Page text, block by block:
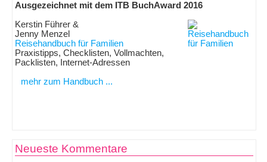
Ausgezeichnet mit dem ITB BuchAward 2016
Kerstin Führer &
Jenny Menzel
Reisehandbuch für Familien
Praxistipps, Checklisten, Vollmachten,
Packlisten, Internet-Adressen
mehr zum Handbuch ...
Neueste Kommentare